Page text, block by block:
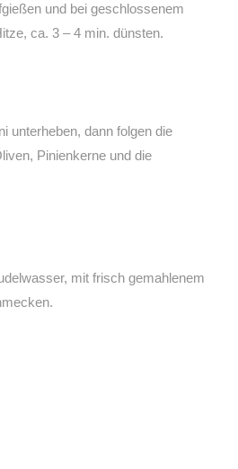
und bei geschlossenem
ca. 3 – 4 min. dünsten.
unterheben, dann folgen die
Pinienkerne und die
mit frisch gemahlenem